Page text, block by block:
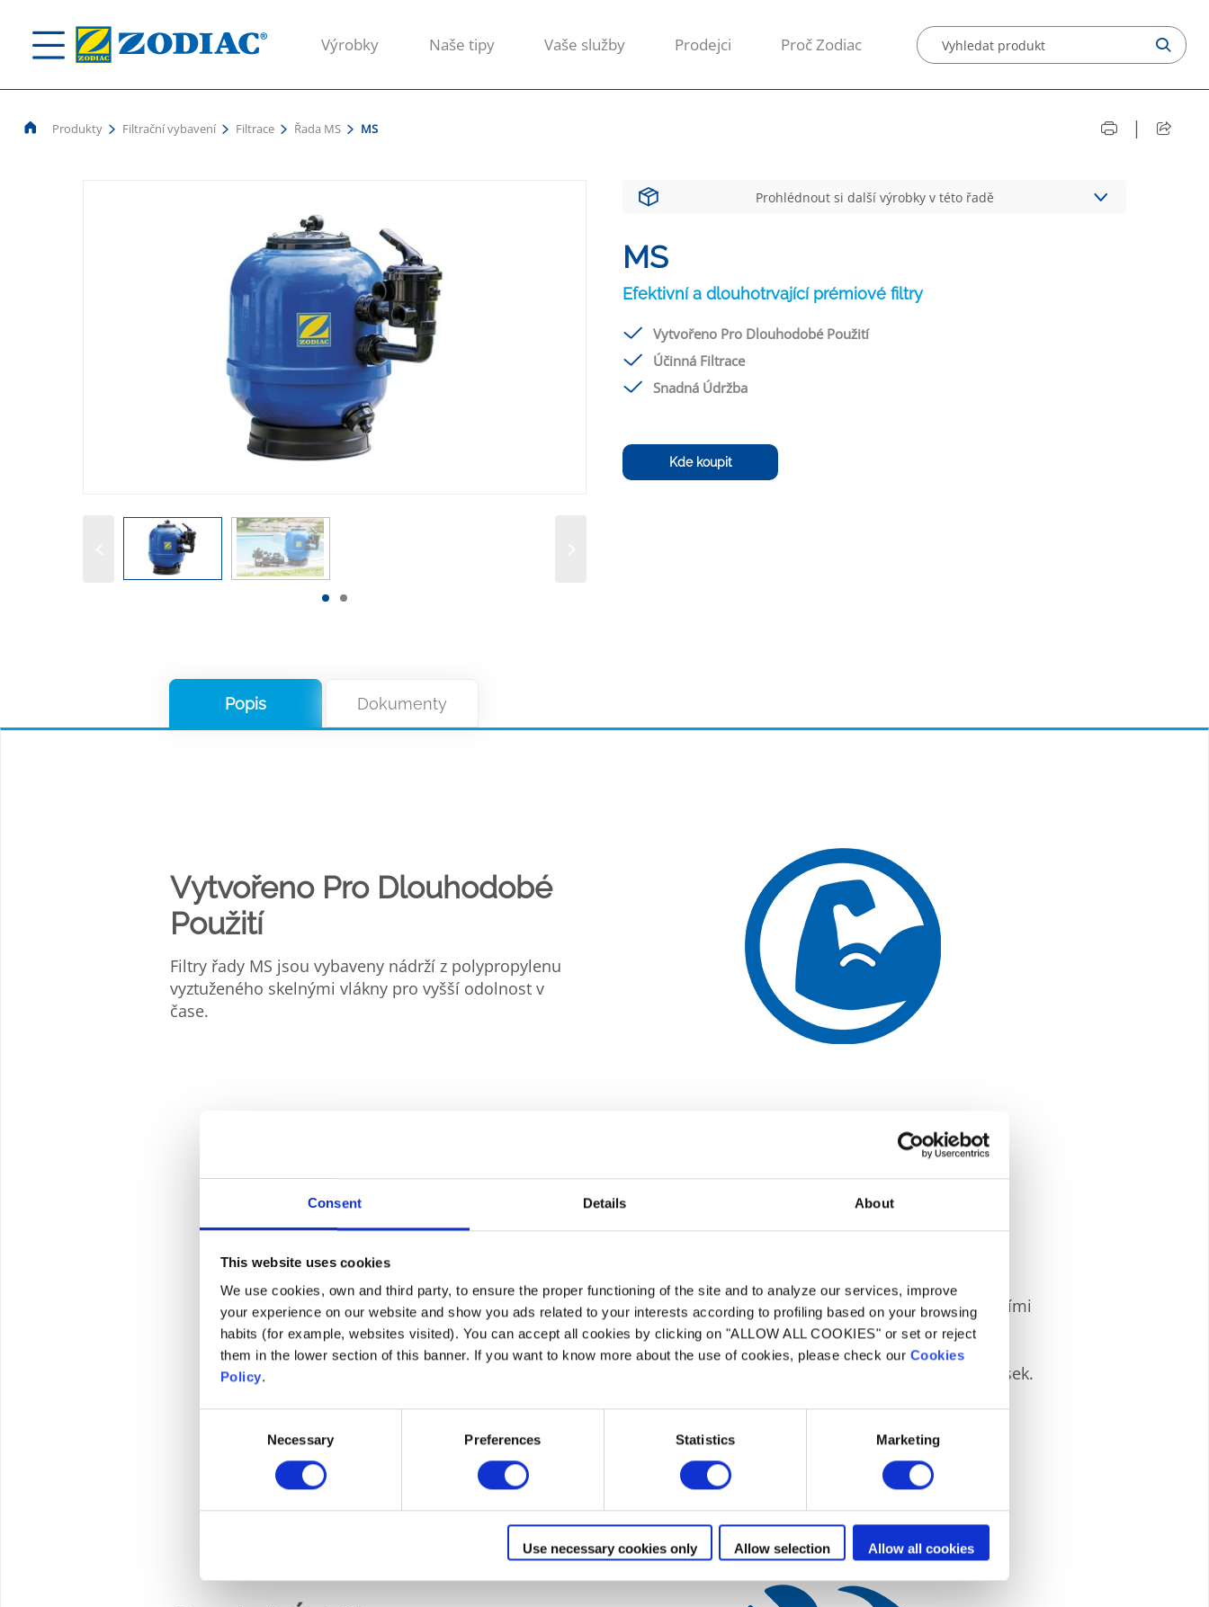
Consent Details About
This website uses cookies
We use cookies, own and third party, to ensure the proper functioning of the site and to analyze our services, improve
your experience on our website and show you ads related to your interests according to profiling based on your browsing
habits (for example, websites visited). You can accept all cookies by clicking on "ALLOW ALL COOKIES" or set or reject
them in the lower section of this banner. If you want to know more about the use of cookies, please check our Cookies
Policy.
Necessary Preferences Statistics Marketing
Use necessary cookies only Allow selection Allow all cookies
Výrobky Naše tipy Vaše služby Prodejci Proč Zodiac
Produkty Filtrační vybavení Filtrace Řada MS MS |
Prohlédnout si další výrobky v této řadě
MS
Efektivní a dlouhotrvající prémiové filtry
Vytvořeno Pro Dlouhodobé Použití
Účinná Filtrace
Snadná Údržba
Kde koupit
Popis
Vytvořeno Pro Dlouhodobé
Použití
Filtry řady MS jsou vybaveny nádrží z polypropylenu
vyztuženého skelnými vlákny pro vyšší odolnost v
čase.
Řada MS je kompatibilní s nejrůznějšími filtračními
médii podle vaší potřeby: filtrační sklo Zodiac
Crystal Clear pro účinnou filtraci 20 mikronů a
optimální komfort při koupání, nebo tradiční písek.
Dokumenty